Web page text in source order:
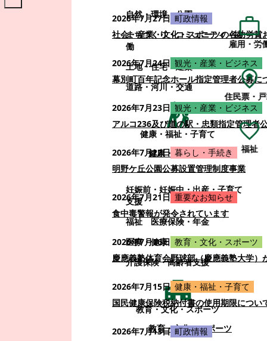
自然・環境・公園
まちづくり・コミュニティ・協
働
土地・住宅・建築
道路・河川・交通
健康・福祉・子育て
健康・福祉・子育て
妊娠前・妊娠中・出産・子育て
支援
福祉
医療保険・年金
医療・健康
介護保険・高齢者支援
教育・文化・スポーツ
教育・文化・スポーツ
2026年7月27日 町政情報
社会・産業・文化・スポーツの各功労
2026年7月24日 観光・産業・ビジネス
幕別町百年記念ホール指定管理者公募に
2026年7月23日 観光・産業・ビジネス
アルコ236及び道の駅・忠類指定管理者
2026年7月22日 暮らし・手続き
明野ケ丘公園公募設置管理制度事業
2026年7月21日 重要なお知らせ
食中毒警報が発令されています
2026年7月16日 教育・文化・スポーツ
慶應義塾体育会野球部（慶應義塾大学）
2026年7月15日 健康・福祉・子育て
国民健康保険税納付書の使用期限につい
2026年7月13日 町政情報
雇用・労
住民票・
福祉